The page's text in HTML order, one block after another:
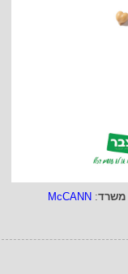
משרד:
McCANN